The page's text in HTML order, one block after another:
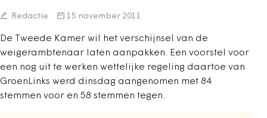
Redactie 15 november 2011
De Tweede Kamer wil het verschijnsel van de
weigerambtenaar laten aanpakken. Een voorstel voor
een nog uit te werken wettelijke regeling daartoe van
GroenLinks werd dinsdag aangenomen met 84
stemmen voor en 58 stemmen tegen.